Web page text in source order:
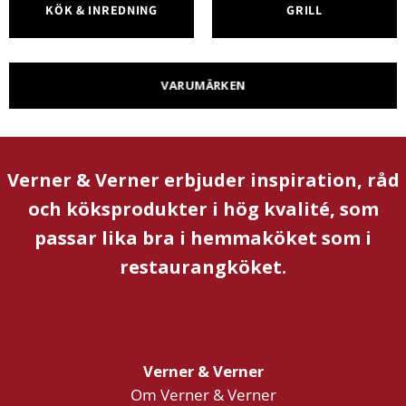
KÖK & INREDNING GRILL
VARUMÄRKEN
Verner & Verner erbjuder inspiration, råd
och köksprodukter i hög kvalité, som
passar lika bra i hemmaköket som i
restaurangköket.
Verner & Verner
Om Verner & Verner